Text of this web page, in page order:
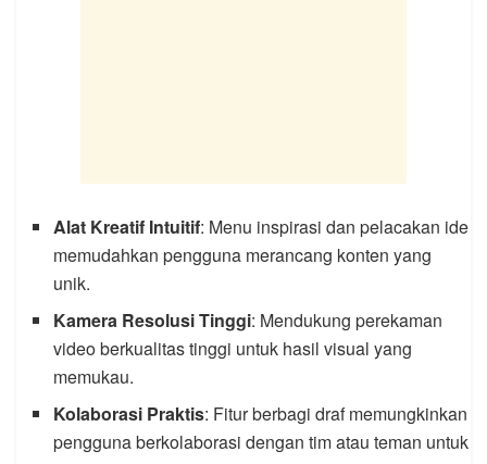
Alat Kreatif Intuitif: Menu inspirasi dan pelacakan ide
memudahkan pengguna merancang konten yang
unik.
Kamera Resolusi Tinggi: Mendukung perekaman
video berkualitas tinggi untuk hasil visual yang
memukau.
Kolaborasi Praktis: Fitur berbagi draf memungkinkan
pengguna berkolaborasi dengan tim atau teman untuk